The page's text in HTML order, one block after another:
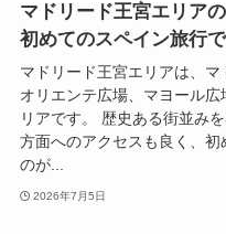
マドリード王宮エリア
初めてのスペイン旅行で
マドリード王宮エリアは、マ
オリエンテ広場、マヨール
リアです。 歴史ある街並み
方面へのアクセスも良く、
のが...
2026年7月5日